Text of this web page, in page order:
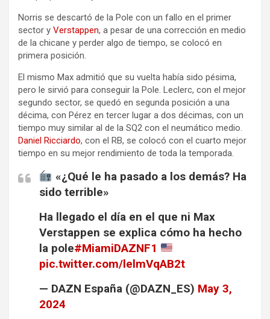
Norris se descartó de la Pole con un fallo en el primer
sector y Verstappen, a pesar de una corrección en medio
de la chicane y perder algo de tiempo, se colocó en
primera posición.
El mismo Max admitió que su vuelta había sido pésima,
pero le sirvió para conseguir la Pole. Leclerc, con el mejor
segundo sector, se quedó en segunda posición a una
décima, con Pérez en tercer lugar a dos décimas, con un
tiempo muy similar al de la SQ2 con el neumático medio.
Daniel Ricciardo, con el RB, se colocó con el cuarto mejor
tiempo en su mejor rendimiento de toda la temporada.
«¿Qué le ha pasado a los demás? Ha
sido terrible»
Ha llegado el día en el que ni Max
Verstappen se explica cómo ha hecho
la pole#MiamiDAZNF1
pic.twitter.com/lelmVqAB2t
— DAZN España (@DAZN_ES) May 3,
2024